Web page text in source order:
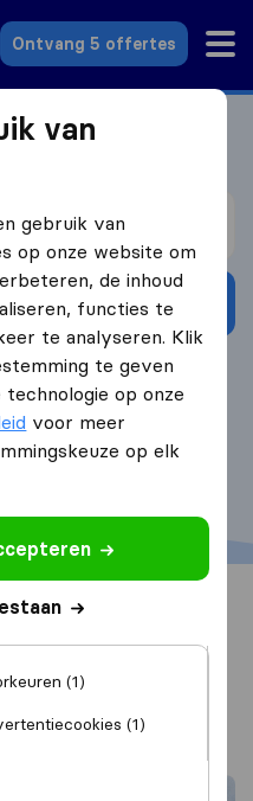
Ontvang 5 offertes
offertes
Google reviews
en leven in
van
gebruik van
op onze website om
de inhoud
functies te
te analyseren. Klik
te geven
op onze
voor meer
op elk
(1)
(1)